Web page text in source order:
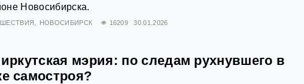
Новосибирска.
НОВОСИБИРСК 16209 30.01.2026
мэрия: по следам рухнувшего в
самостроя?